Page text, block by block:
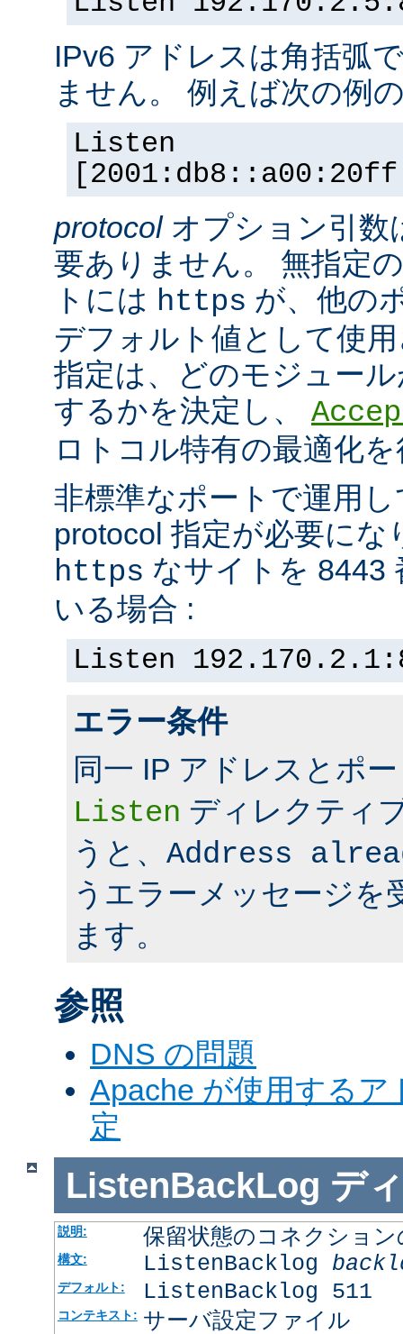
IPv6 アドレスは角括弧
ません。 例えば次の例
Listen
protocolオプション引数
要ありません。 無指定
トには https が、他の
デフォルト値として使
指定は、どのモジュー
するかを決定し、
ロトコル特有の最適化
非標準なポートで運用
protocol 指定が必要に
https なサイトを 8443
いる場合 :
Listen
エラー条件
同一 IP アドレスとポ
Listen ディレクティ
うと、 Address
うエラーメッセージを
ます。
参照
DNS の問題
Apache が使用する
定
ListenBackLog デ
説明: 保留状態のコネクショ
構文: ListenBacklog
デフォルト: ListenBacklog 511
コンテキスト: サーバ設定ファイル